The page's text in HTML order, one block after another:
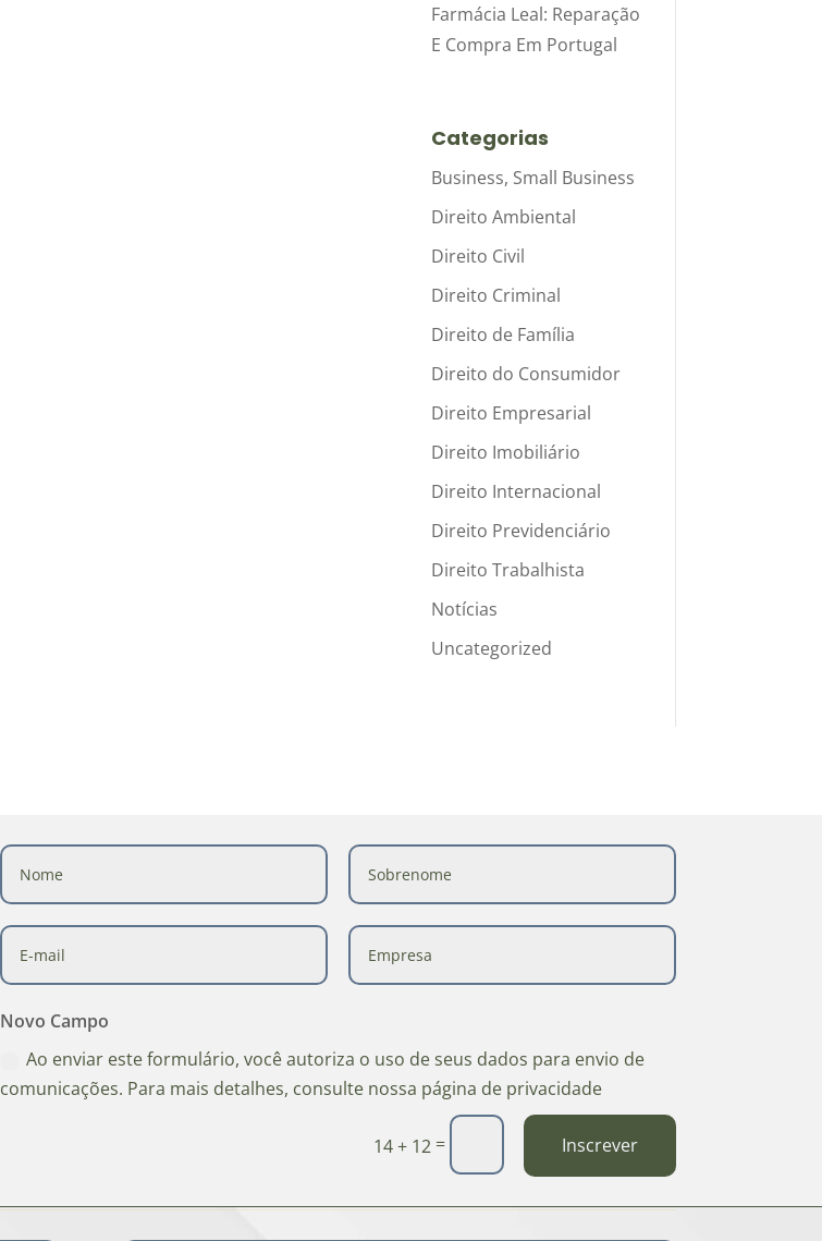
Farmácia Leal: Reparação
E Compra Em Portugal
Categorias
Business, Small Business
Direito Ambiental
Direito Civil
Direito Criminal
Direito de Família
Direito do Consumidor
Direito Empresarial
Direito Imobiliário
Direito Internacional
Direito Previdenciário
Direito Trabalhista
Notícias
Uncategorized
Novo Campo
Ao enviar este formulário, você autoriza o uso de seus dados para envio de
comunicações. Para mais detalhes, consulte nossa página de privacidade
14 + 12 = Inscrever